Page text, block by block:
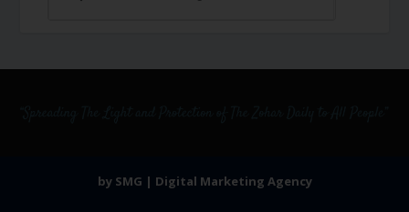
by SMG | Digital Marketing Agency